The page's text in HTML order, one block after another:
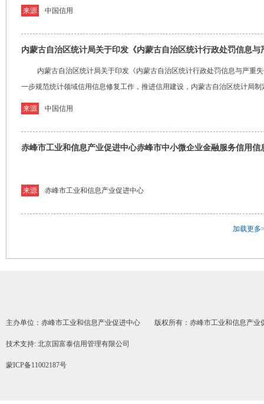
来源 中国信用
内蒙古自治区统计局关于印发《内蒙古自治区统计行政处罚信息
内蒙古自治区统计局关于印发《内蒙古自治区统计行政处罚信息与严
一步规范统计领域信用信息修复工作，推进信用建设，内蒙古自治区统计局
来源 中国信用
赤峰市工业和信息产业促进中心赤峰市中小微企业金融服务信用
来源 赤峰市工业和信息产业促进中心
加载更多
主办单位：赤峰市工业和信息产业促进中心 版权所有：赤峰市工业和信息产业
技术支持: 北京国富泰信用管理有限公司
蒙ICP备11002187号